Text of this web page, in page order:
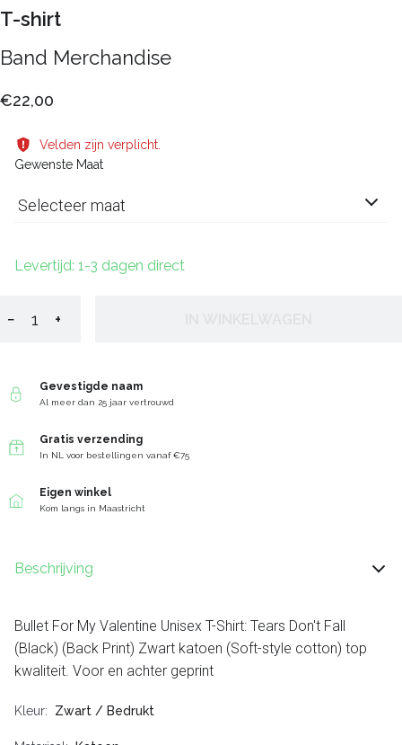
T-shirt
Band Merchandise
€22,00
Velden zijn verplicht.
Gewenste Maat
Selecteer maat
Levertijd: 1-3 dagen direct
− +
Gevestigde naam
Al meer dan 25 jaar vertrouwd
Gratis verzending
In NL voor bestellingen vanaf €75
Eigen winkel
Kom langs in Maastricht
Beschrijving
Bullet For My Valentine Unisex T-Shirt: Tears Don't Fall
(Black) (Back Print) Zwart katoen (Soft-style cotton) top
kwaliteit. Voor en achter geprint
Kleur Zwart / Bedrukt